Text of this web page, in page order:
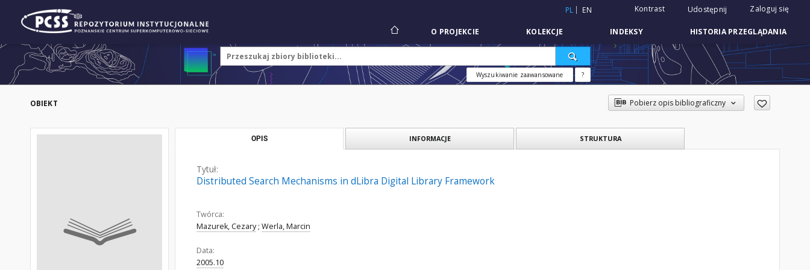
PL EN Kontrast Udostępnij Zaloguj się
O PROJEKCIE KOLEKCJE INDEKSY HISTORIA PRZEGLĄDANIA
Wyszukiwanie zaawansowane ?
OBIEKT Pobierz opis bibliograficzny
OPIS INFORMACJE STRUKTURA
Tytuł:
Distributed Search Mechanisms in dLibra Digital Library Framework
Twórca:
Mazurek, Cezary ; Werla, Marcin
Data:
2005.10